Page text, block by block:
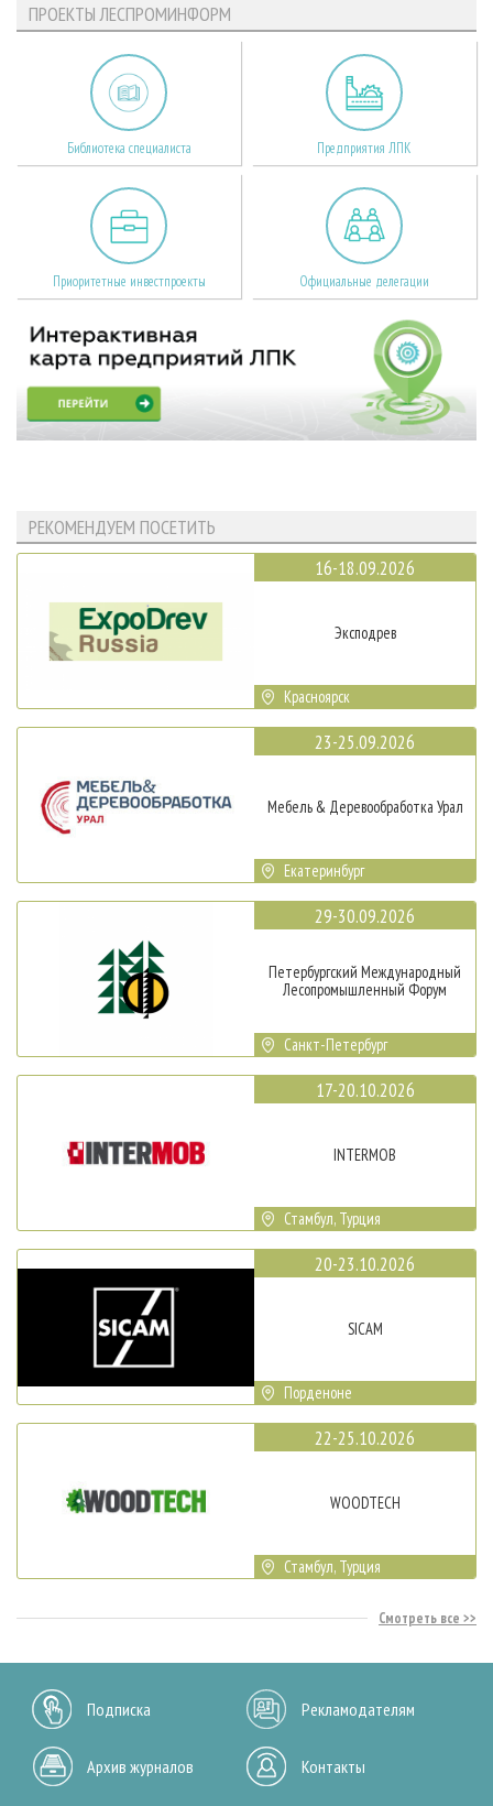
ПРОЕКТЫ ЛЕСПРОМИНФОРМ
Библиотека специалиста Предприятия ЛПК
Приоритетные инвестпроекты Официальные делегации
РЕКОМЕНДУЕМ ПОСЕТИТЬ
16-18.09.2026
Эксподрев
Красноярск
23-25.09.2026
Мебель & Деревообработка Урал
Екатеринбург
29-30.09.2026
Петербургский Международный
Лесопромышленный Форум
Санкт-Петербург
17-20.10.2026
INTERMOB
Стамбул, Турция
20-23.10.2026
SICAM
Порденоне
22-25.10.2026
WOODTECH
Стамбул, Турция
Смотреть все
Подписка Рекламодателям
Архив журналов Контакты